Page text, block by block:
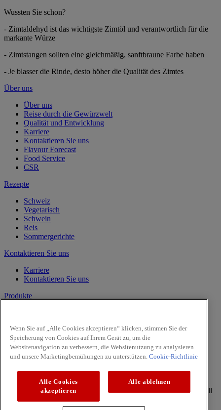
Wussten Sie schon?
- Zimtaldehyd ist das wichtigste Zimtöl und verantwortlich für die
markante Würze
- Zimtstangen sollten eine gleichmäßig, sanftbraune Farbe haben
- Je blasser die Rinde, desto höher die Qualität des Zimtes
Über uns
Über uns
Reise durch die Gewürzwelt
Qualität und Entwicklung
Karriere
Kontaktieren Sie uns
Flavour Forecast
Food Service
CSR
Rezepte
Schweiz
Vegetarisch
Schwein
Reis
Sommergerichte
Kontaktieren Sie uns
Karriere
Kontaktieren Sie uns
Produkte
Gewürze
Intense
Pasta & Pizza
Youtube
Copyright © 2026 McCormick (McCormick & Company, Inc). All
Rights Reserved
Wenn Sie auf „Alle Cookies akzeptieren“ klicken, stimmen Sie der
Speicherung von Cookies auf Ihrem Gerät zu, um die
Websitenavigation zu verbessern, die Websitenutzung zu analysieren
und unsere Marketingbemühungen zu unterstützen. Cookie-Richtlinie
Alle Cookies
akzeptieren
Alle ablehnen